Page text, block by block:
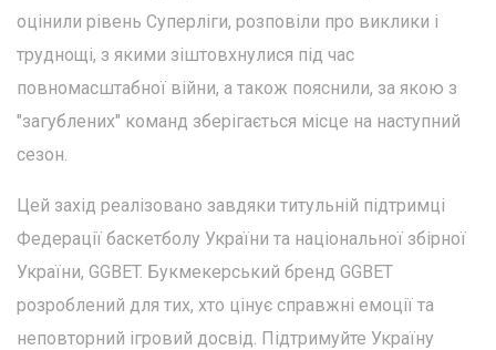
оцінили рівень Суперліги, розповіли про виклики і
труднощі, з якими зіштовхнулися під час
повномасштабної війни, а також пояснили, за якою з
"загублених" команд зберігається місце на наступний
сезон.
Цей захід реалізовано завдяки титульній підтримці
Федерації баскетболу України та національної збірної
України, GGBET. Букмекерський бренд GGBET
розроблений для тих, хто цінує справжні емоції та
неповторний ігровий досвід. Підтримуйте Україну